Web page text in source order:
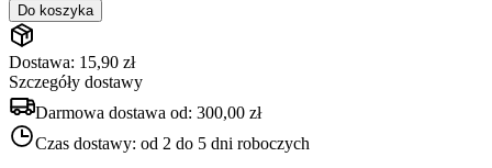
Do koszyka
Dostawa: 15,90 zł
Szczegóły dostawy
Darmowa dostawa od: 300,00 zł
Czas dostawy: od 2 do 5 dni roboczych